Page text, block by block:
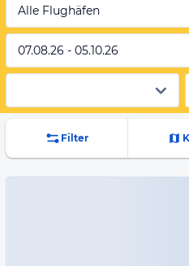
Alle Flughäfen
07.08.26 - 05.10.26
Filter